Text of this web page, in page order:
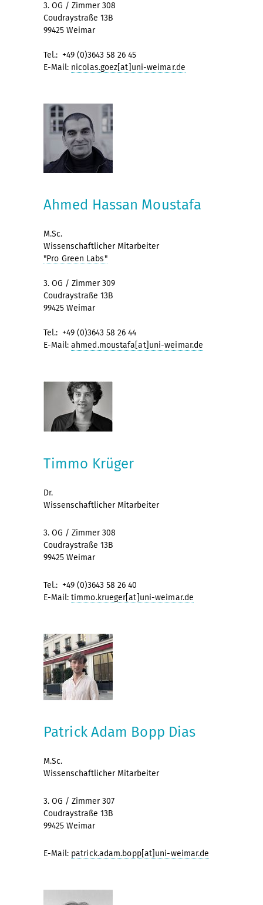
3. OG / Zimmer 308
Coudraystraße 13B
99425 Weimar
Tel.: +49 (0)3643 58 26 45
E-Mail: nicolas.goez[at]uni-weimar.de
Ahmed Hassan Moustafa
M.Sc.
Wissenschaftlicher Mitarbeiter
"Pro Green Labs"
3. OG / Zimmer 309
Coudraystraße 13B
99425 Weimar
Tel.: +49 (0)3643 58 26 44
E-Mail: ahmed.moustafa[at]uni-weimar.de
Timmo Krüger
Dr.
Wissenschaftlicher Mitarbeiter
3. OG / Zimmer 308
Coudraystraße 13B
99425 Weimar
Tel.: +49 (0)3643 58 26 40
E-Mail: timmo.krueger[at]uni-weimar.de
Patrick Adam Bopp Dias
M.Sc.
Wissenschaftlicher Mitarbeiter
3. OG / Zimmer 307
Coudraystraße 13B
99425 Weimar
E-Mail: patrick.adam.bopp[at]uni-weimar.de